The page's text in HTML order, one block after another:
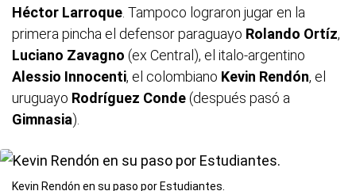
Héctor Larroque . Tampoco lograron jugar en la
primera pincha el defensor paraguayo Rolando Ortíz,
Luciano Zavagno (ex Central), el italo-argentino
Alessio Innocenti, el colombiano Kevin Rendón, el
uruguayo Rodríguez Conde (después pasó a
Gimnasia).
Kevin Rendón en su paso por Estudiantes.